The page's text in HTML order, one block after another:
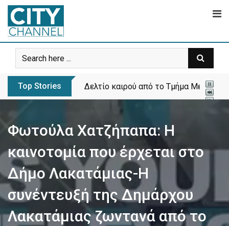
Skip
content
Top Stories Δελτίο καιρού από το Τμήμα
Φωτούλα Χατζήπαπα: Η
καινοτομία που έρχεται στο
Δήμο Λακατάμιας-Η
συνέντευξή της Δημάρχου
Λακατάμιας ζωντανά από το